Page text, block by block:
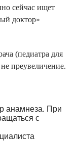
сейчас ищет
доктор»
(педиатра для
преувеличение.
анамнеза. При
с